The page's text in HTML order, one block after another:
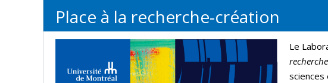
Place à la recherche-création
Le